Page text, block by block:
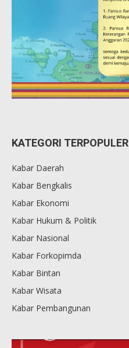
KATEGORI TERPOPULER
Kabar Daerah
Kabar Bengkalis
Kabar Ekonomi
Kabar Hukum & Politik
Kabar Nasional
Kabar Forkopimda
Kabar Bintan
Kabar Wisata
Kabar Pembangunan